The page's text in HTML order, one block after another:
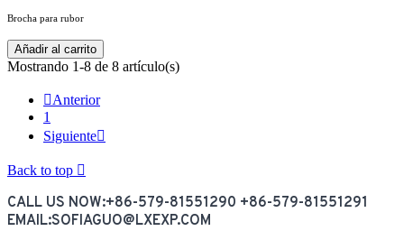
Brocha para rubor
Añadir al carrito
Mostrando 1-8 de 8 artículo(s)
Anterior
1
Siguiente
Back to top 
CALL US NOW:+86-579-81551290 +86-579-81551291
EMAIL:SOFIAGUO@LXEXP.COM